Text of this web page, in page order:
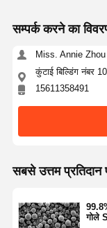
सम्पर्क करने का
Miss. Annie Zhou
कुंटाई बिल्डिंग नंबर
15611358491
सबसे उत्तम प्रतिदान
गोले